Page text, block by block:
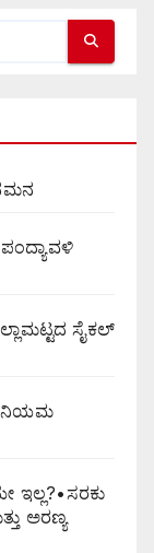
ಸೈಕಲ್
ನಿಯಮ
ಅರಣ್ಯ